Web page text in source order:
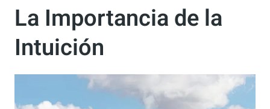
La Importancia de la
Intuición